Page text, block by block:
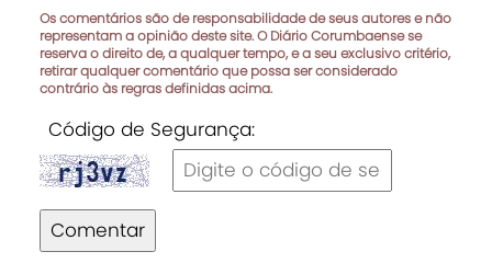
Os comentários são de responsabilidade de seus autores e não
representam a opinião deste site. O Diário Corumbaense se
reserva o direito de, a qualquer tempo, e a seu exclusivo critério,
retirar qualquer comentário que possa ser considerado
contrário às regras definidas acima.
Código de Segurança:
Comentar